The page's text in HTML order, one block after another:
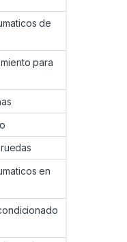
de
para
en